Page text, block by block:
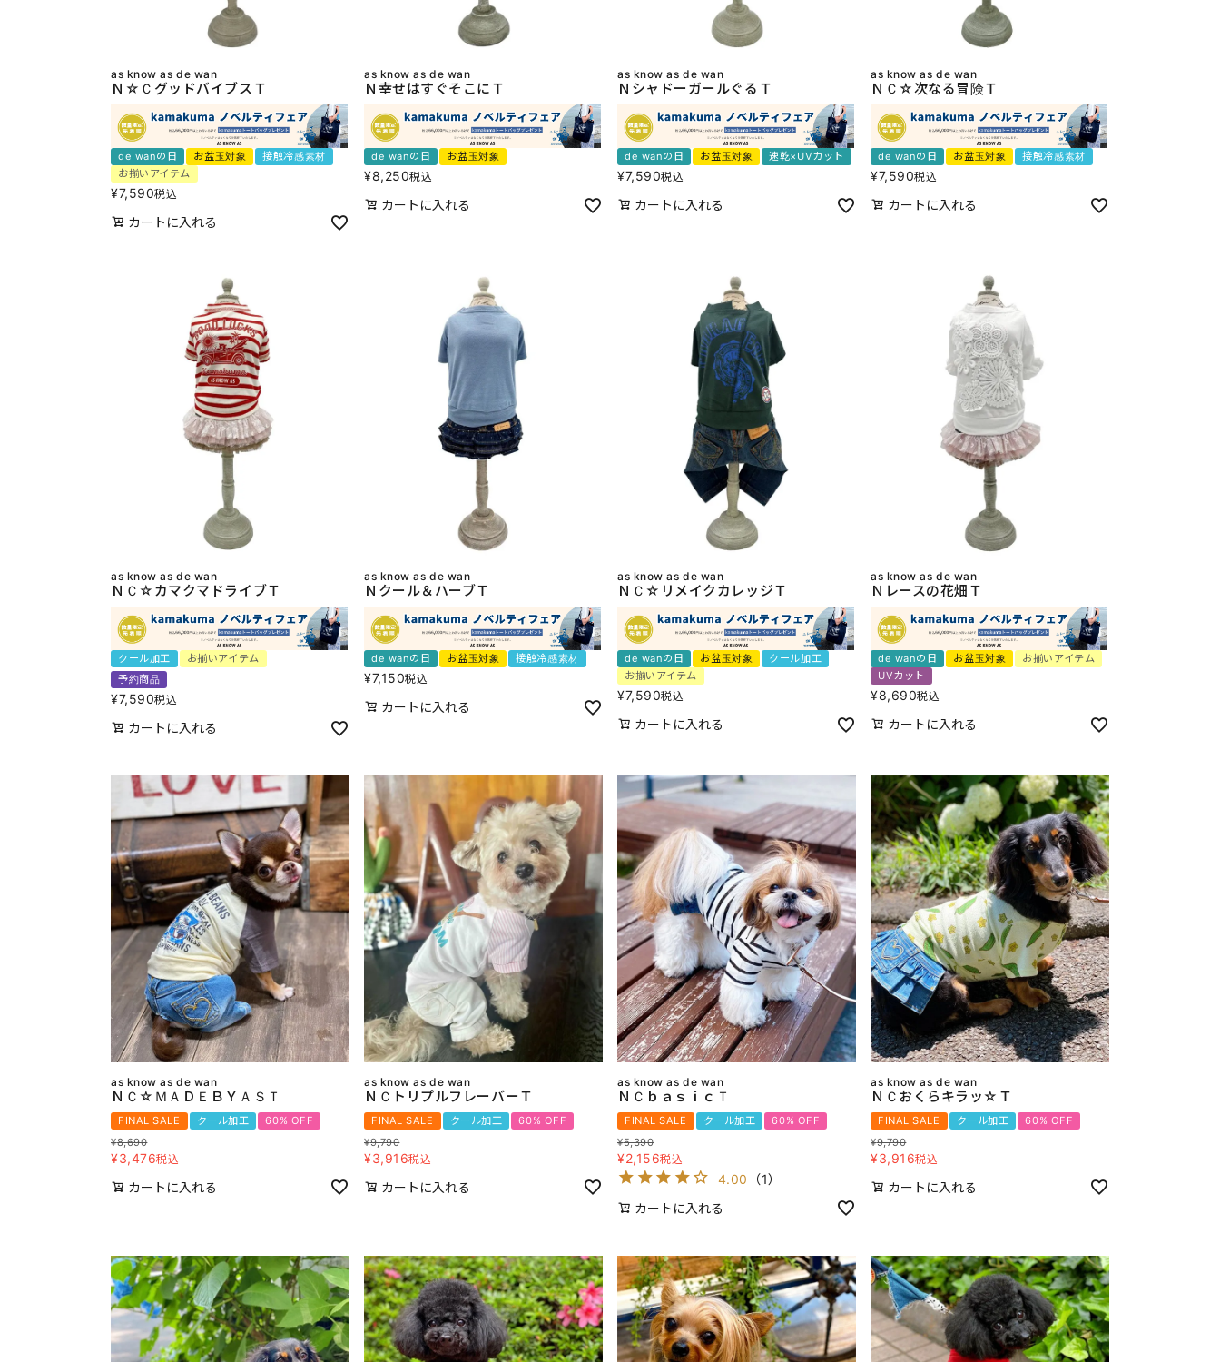
as know as de wan
Ｎ☆ＣグッドバイブスＴ
de wanの日 お盆玉対象
接触冷感素材
お揃いアイテム
¥7,590税込
カートに入れる
as know as de wan
Ｎ幸せはすぐそこにＴ
de wanの日 お盆玉対象
¥8,250税込
カートに入れる
as know as de wan
ＮシャドーガールぐるＴ
de wanの日 お盆玉対象 速乾×UVカット
¥7,590税込
カートに入れる
as know as de wan
ＮＣ☆次なる冒険Ｔ
de wanの日 お盆玉対象 接触冷感素材
¥7,590税込
カートに入れる
as know as de wan
ＮＣ☆カマクマドライブＴ
クール加工
お揃いアイテム
予約商品
¥7,590税込
カートに入れる
as know as de wan
Ｎクール＆ハーブＴ
de wanの日 お盆玉対象 接触冷感素材
¥7,150税込
カートに入れる
as know as de wan
ＮＣ☆リメイクカレッジＴ
de wanの日 お盆玉対象
クール加工
お揃いアイテム
¥7,590税込
カートに入れる
as know as de wan
Ｎレースの花畑Ｔ
de wanの日 お盆玉対象
お揃いアイテム
UVカット
¥8,690税込
カートに入れる
as know as de wan
ＮＣ☆ＭＡＤＥＢＹＡＳＴ
FINAL SALE クール加工
60% OFF
¥8,690
¥3,476税込
カートに入れる
as know as de wan
ＮＣトリプルフレーバーＴ
FINAL SALE クール加工
60% OFF
¥9,790
¥3,916税込
カートに入れる
as know as de wan
ＮＣｂａｓｉｃＴ
FINAL SALE クール加工
60% OFF
¥5,390
¥2,156税込
4.00 （1）
カートに入れる
as know as de wan
ＮＣおくらキラッ☆Ｔ
FINAL SALE クール加工
60% OFF
¥9,790
¥3,916税込
カートに入れる